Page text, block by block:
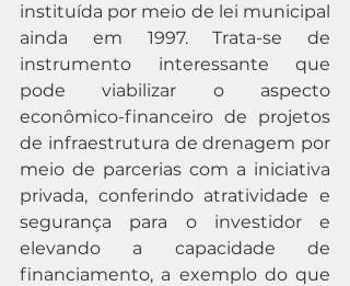
instituída por meio de lei municipal
ainda em 1997. Trata-se de
instrumento interessante que
pode viabilizar o aspecto
econômico-financeiro de projetos
de infraestrutura de drenagem por
meio de parcerias com a iniciativa
privada, conferindo atratividade e
segurança para o investidor e
elevando a capacidade de
financiamento, a exemplo do que